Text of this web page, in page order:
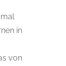
in
von